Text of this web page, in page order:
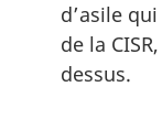
d’asile
de la
dessus.